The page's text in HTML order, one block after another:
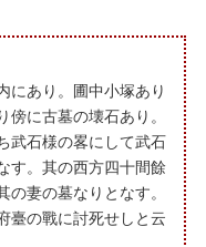
にあり。圃中小塚あり
に古墓の壊石あり。
武石様の畧にして武石
す。其の西方四十間餘
妻の墓なりとなす。
臺の戰に討死せしと云